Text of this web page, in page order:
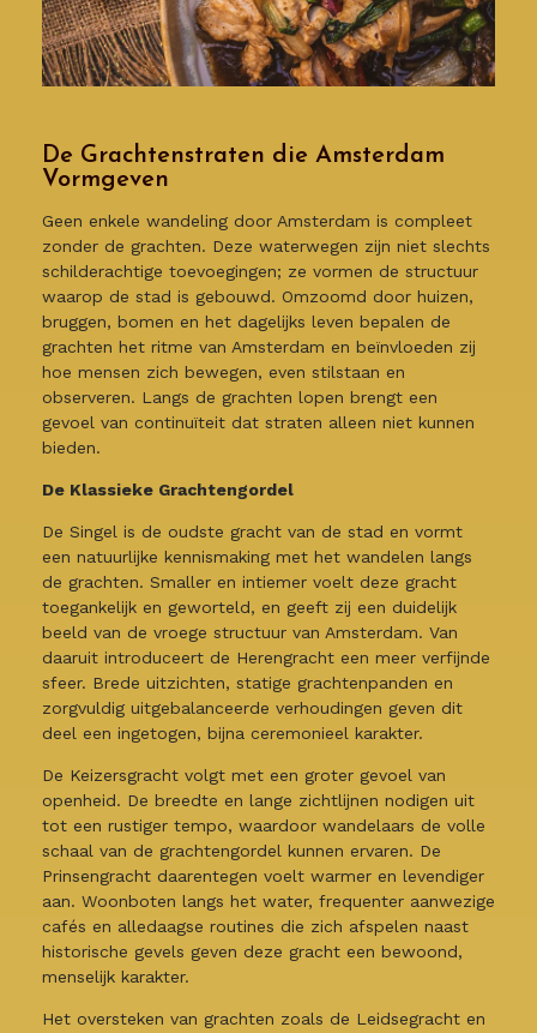
De Grachtenstraten die Amsterdam
Vormgeven
Geen enkele wandeling door Amsterdam is compleet
zonder de grachten. Deze waterwegen zijn niet slechts
schilderachtige toevoegingen; ze vormen de structuur
waarop de stad is gebouwd. Omzoomd door huizen,
bruggen, bomen en het dagelijks leven bepalen de
grachten het ritme van Amsterdam en beïnvloeden zij
hoe mensen zich bewegen, even stilstaan en
observeren. Langs de grachten lopen brengt een
gevoel van continuïteit dat straten alleen niet kunnen
bieden.
De Klassieke Grachtengordel
De Singel is de oudste gracht van de stad en vormt
een natuurlijke kennismaking met het wandelen langs
de grachten. Smaller en intiemer voelt deze gracht
toegankelijk en geworteld, en geeft zij een duidelijk
beeld van de vroege structuur van Amsterdam. Van
daaruit introduceert de Herengracht een meer verfijnde
sfeer. Brede uitzichten, statige grachtenpanden en
zorgvuldig uitgebalanceerde verhoudingen geven dit
deel een ingetogen, bijna ceremonieel karakter.
De Keizersgracht volgt met een groter gevoel van
openheid. De breedte en lange zichtlijnen nodigen uit
tot een rustiger tempo, waardoor wandelaars de volle
schaal van de grachtengordel kunnen ervaren. De
Prinsengracht daarentegen voelt warmer en levendiger
aan. Woonboten langs het water, frequenter aanwezige
cafés en alledaagse routines die zich afspelen naast
historische gevels geven deze gracht een bewoond,
menselijk karakter.
Het oversteken van grachten zoals de Leidsegracht en